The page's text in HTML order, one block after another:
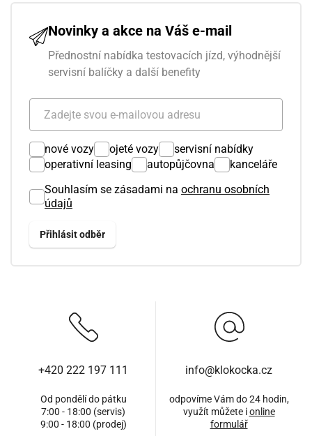
Novinky a akce na Váš e-mail
Přednostní nabídka testovacích jízd, výhodnější
servisní balíčky a další benefity
nové vozy ojeté vozy
servisní nabídky
operativní leasing
autopůjčovna
kanceláře
Souhlasím se zásadami na ochranu osobních
údajů
+420 222 197 111
Od pondělí do pátku
7:00 - 18:00 (servis)
9:00 - 18:00 (prodej)
info@klokocka.cz
odpovíme Vám do 24 hodin,
využít můžete ionline
formulář